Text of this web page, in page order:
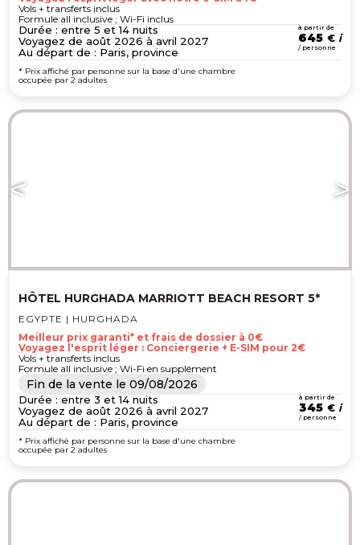
Vols + transferts inclus
Formule all inclusive ; Wi-Fi inclus
Durée : entre 5 et 14 nuits
Voyagez de août 2026 à avril 2027
Au départ de : Paris, province
à partir de
645 €
/ personne
* Prix affiché par personne sur la base d'une chambre
occupée par 2 adultes
HÔTEL HURGHADA MARRIOTT BEACH RESORT 5*
EGYPTE | HURGHADA
Meilleur prix garanti* et frais de dossier à 0€
Voyagez l'esprit léger : Conciergerie + E-SIM pour 2€
Vols + transferts inclus
Formule all inclusive ; Wi-Fi en supplément
Fin de la vente le 09/08/2026
Durée : entre 3 et 14 nuits
Voyagez de août 2026 à avril 2027
Au départ de : Paris, province
à partir de
345 €
/ personne
* Prix affiché par personne sur la base d'une chambre
occupée par 2 adultes